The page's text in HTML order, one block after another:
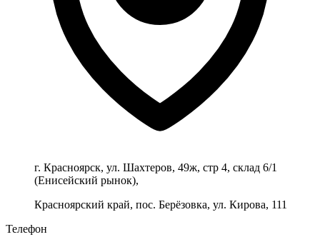
г. Красноярск, ул. Шахтеров, 49ж, стр 4, склад 6/1
(Енисейский рынок),
Красноярский край, пос. Берёзовка, ул. Кирова, 111
Телефон